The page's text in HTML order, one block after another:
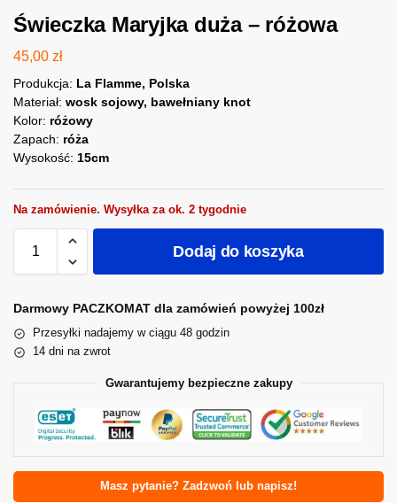
Świeczka Maryjka duża – różowa
45,00 zł
Produkcja: La Flamme, Polska
Materiał: wosk sojowy, bawełniany knot
Kolor: różowy
Zapach: róża
Wysokość: 15cm
Na zamówienie. Wysyłka za ok. 2 tygodnie
Dodaj do koszyka
Darmowy PACZKOMAT dla zamówień powyżej 100zł
Przesyłki nadajemy w ciągu 48 godzin
14 dni na zwrot
Gwarantujemy bezpieczne zakupy
Masz pytanie? Zadzwoń lub napisz!